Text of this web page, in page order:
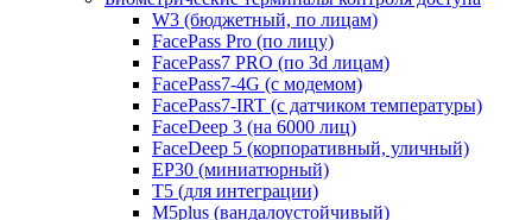
W3 (бюджетный, по лицам)
FacePass Pro (по лицу)
FacePass7 PRO (по 3d лицам)
FacePass7-4G (с модемом)
FacePass7-IRT (с датчиком температуры)
FaceDeep 3 (на 6000 лиц)
FaceDeep 5 (корпоративный, уличный)
EP30 (миниатюрный)
T5 (для интеграции)
M5plus (вандалоустойчивый)